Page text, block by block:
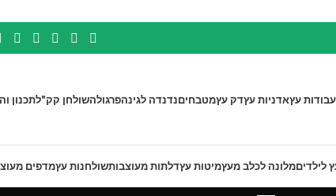
עבודות עץאדניות עץדק עץמטבחיםנדנדה לגינהפרגולהשולחן קק"לתכנון
לילדיםמלונה לכלב מעץמיטות עץדלתות מעוצבותשולחנות עץמדפים